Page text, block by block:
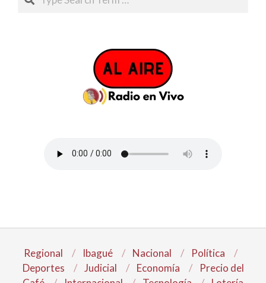
Regional Ibagué Nacional
Política
Deportes
Judicial Economía
Precio del